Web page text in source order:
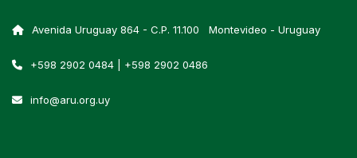
Avenida Uruguay 864 - C.P. 11.100 Montevideo - Uruguay
+598 2902 0484 | +598 2902 0486
info@aru.org.uy